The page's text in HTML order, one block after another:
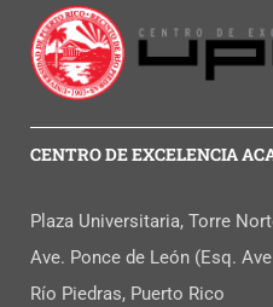
CENTRO DE EXCELENCIA
Plaza Universitaria, Torre
Ave. Ponce de León (Esq.
Río Piedras, Puerto Rico